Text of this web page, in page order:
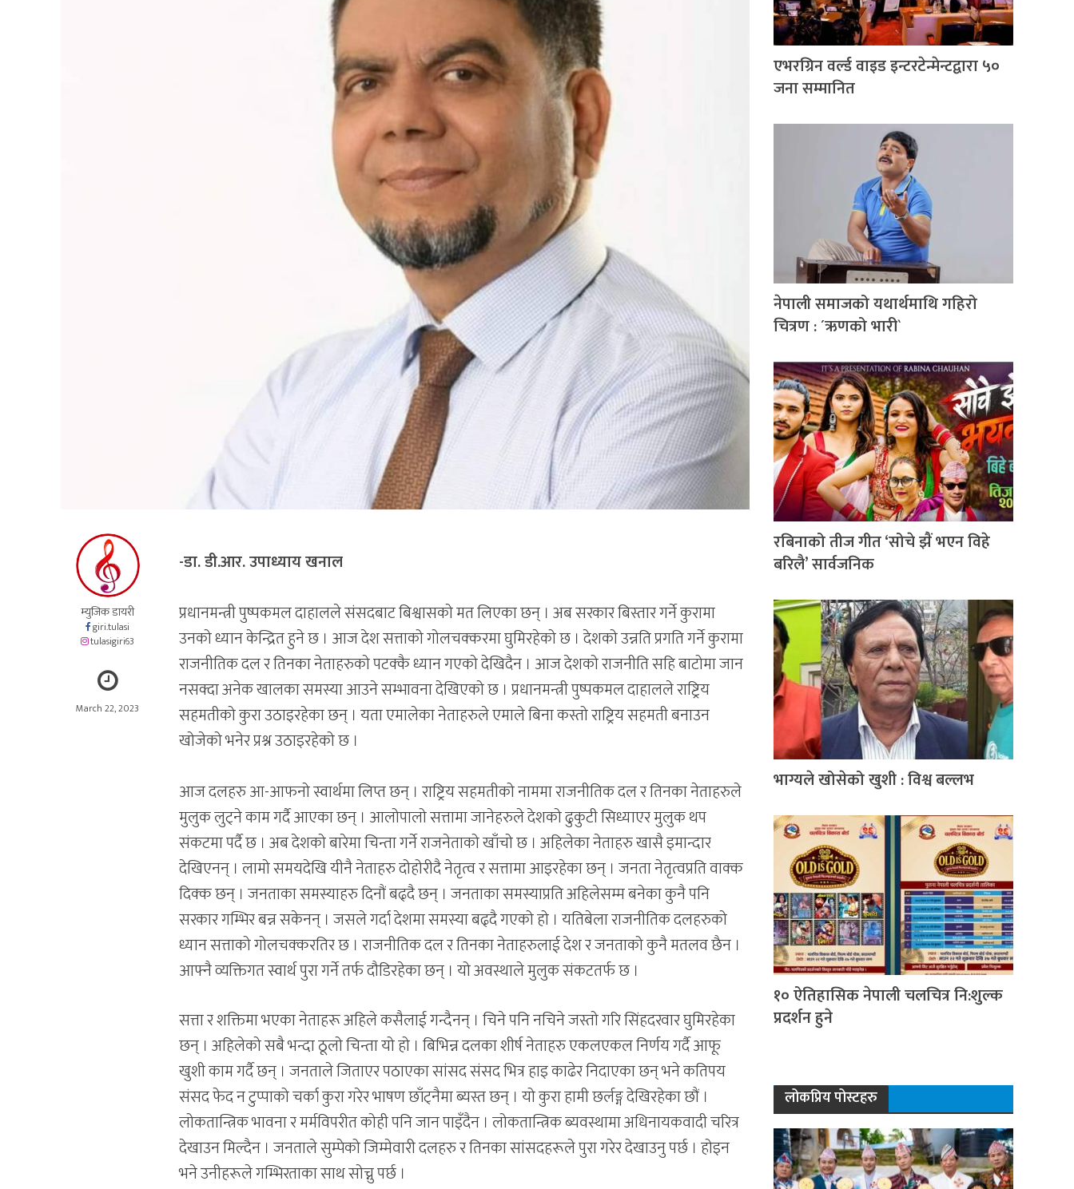
म्युजिक डायरी
giri.tulasi
tulasigiri63
March 22, 2023
-डा. डी.आर. उपाध्याय खनाल
प्रधानमन्त्री पुष्पकमल दाहालले संसदबाट बिश्वासको मत लिएका छन् । अब सरकार बिस्तार गर्ने कुरामा
उनको ध्यान केन्द्रित हुने छ । आज देश सत्ताको गोलचक्करमा घुमिरहेको छ । देशको उन्नति प्रगति गर्ने कुरामा
राजनीतिक दल र तिनका नेताहरुको पटक्कै ध्यान गएको देखिदैन । आज देशको राजनीति सहि बाटोमा जान
नसक्दा अनेक खालका समस्या आउने सम्भावना देखिएको छ । प्रधानमन्त्री पुष्पकमल दाहालले राष्ट्रिय
सहमतीको कुरा उठाइरहेका छन् । यता एमालेका नेताहरुले एमाले बिना कस्तो राष्ट्रिय सहमती बनाउन
खोजेको भनेर प्रश्न उठाइरहेको छ ।
आज दलहरु आ-आफनो स्वार्थमा लिप्त छन् । राष्ट्रिय सहमतीको नाममा राजनीतिक दल र तिनका नेताहरुले
मुलुक लुट्ने काम गर्दै आएका छन् । आलोपालो सत्तामा जानेहरुले देशको ढुकुटी सिध्याएर मुलुक थप
संकटमा पर्दै छ । अब देशको बारेमा चिन्ता गर्ने राजनेताको खाँचो छ । अहिलेका नेताहरु खासै इमान्दार
देखिएनन् । लामो समयदेखि यीनै नेताहरु दोहोरीदै नेतृत्व र सत्तामा आइरहेका छन् । जनता नेतृत्वप्रति वाक्क
दिक्क छन् । जनताका समस्याहरु दिनौं बढ्दै छन् । जनताका समस्याप्रति अहिलेसम्म बनेका कुनै पनि
सरकार गम्भिर बन्न सकेनन् । जसले गर्दा देशमा समस्या बढ्दै गएको हो । यतिबेला राजनीतिक दलहरुको
ध्यान सत्ताको गोलचक्करतिर छ । राजनीतिक दल र तिनका नेताहरुलाई देश र जनताको कुनै मतलव छैन ।
आफ्नै व्यक्तिगत स्वार्थ पुरा गर्ने तर्फ दौडिरहेका छन् । यो अवस्थाले मुलुक संकटतर्फ छ ।
सत्ता र शक्तिमा भएका नेताहरू अहिले कसैलाई गन्दैनन् । चिने पनि नचिने जस्तो गरि सिंहदरवार घुमिरहेका
छन् । अहिलेको सबै भन्दा ठूलो चिन्ता यो हो । बिभिन्न दलका शीर्ष नेताहरु एकलएकल निर्णय गर्दै आफू
खुशी काम गर्दै छन् । जनताले जिताएर पठाएका सांसद संसद भित्र हाइ काढेर निदाएका छन् भने कतिपय
संसद फेद न टुप्पाको चर्का कुरा गरेर भाषण छाँट्नैमा ब्यस्त छन् । यो कुरा हामी छर्लङ्ग देखिरहेका छौं ।
लोकतान्त्रिक भावना र मर्मविपरीत कोही पनि जान पाइँदैन । लोकतान्त्रिक ब्यवस्थामा अधिनायकवादी चरित्र
देखाउन मिल्दैन । जनताले सुम्पेको जिम्मेवारी दलहरु र तिनका सांसदहरूले पुरा गरेर देखाउनु पर्छ । होइन
भने उनीहरूले गम्भिरताका साथ सोच्नु पर्छ ।
एभरग्रिन वर्ल्ड वाइड इन्टरटेन्मेन्टद्वारा ५०
जना सम्मानित
नेपाली समाजको यथार्थमाथि गहिरो
चित्रण : ´ऋणको भारी`
रबिनाको तीज गीत ‘सोचे झैं भएन विहे
बरिलै’ सार्वजनिक
भाग्यले खोसेको खुशी : विश्व बल्लभ
१० ऐतिहासिक नेपाली चलचित्र नि:शुल्क
प्रदर्शन हुने
लोकप्रिय पोस्टहरु